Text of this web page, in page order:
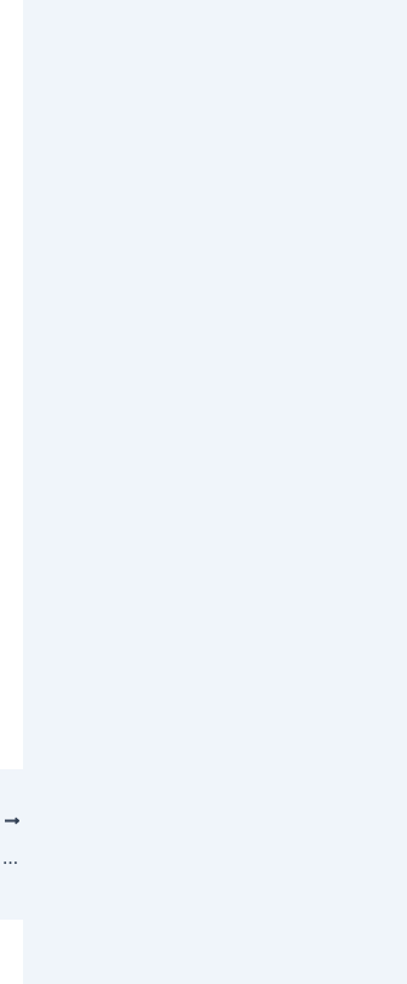
Create Stock Item in Tally Prime | स्टॉक आइटम कैसे बनाएं